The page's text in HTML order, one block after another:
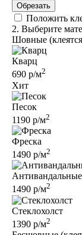
Обрезать
Положить
2. Выберите
Шовные
Кварц
690 р/м2
Хит
Песок
1190 р/м2
Фреска
1490 р/м2
Антивандальные
1490 р/м2
Стеклохолст
1390 р/м2